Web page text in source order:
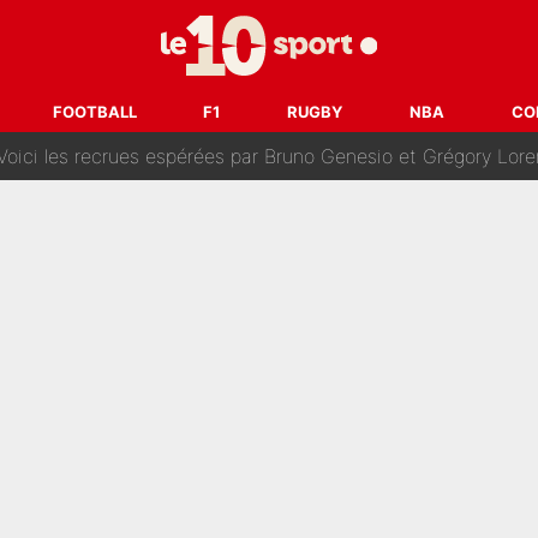
FOOTBALL F1 RUGBY NBA
le PSG : Un gros club étranger prêt à relancer le feuilleton pour la
: Les révélations de la famille Zidane sur sa prise de
les recrues espérées par Bruno Genesio et Grégory